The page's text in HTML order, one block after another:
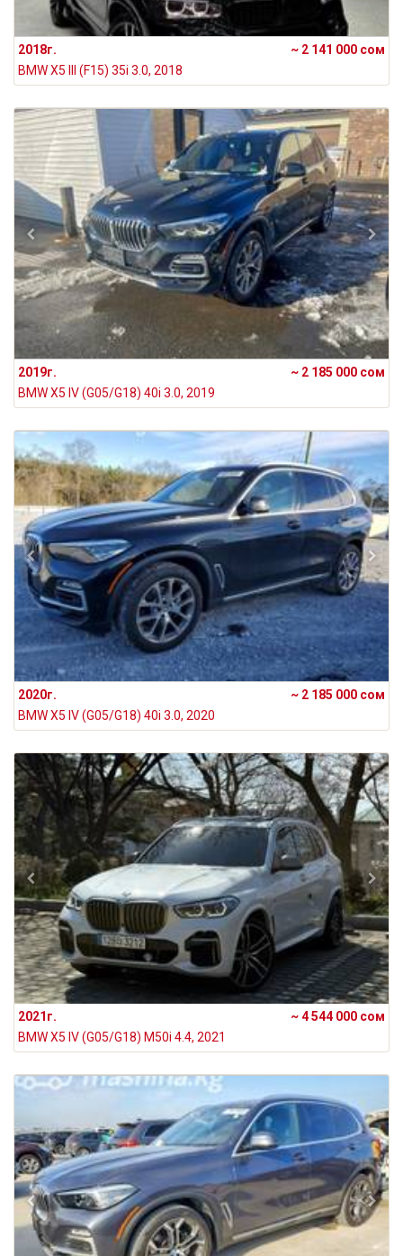
2018г.
~ 2 141 000 сом
BMW X5 III (F15) 35i 3.0, 2018
2019г.
~ 2 185 000 сом
BMW X5 IV (G05/G18) 40i 3.0, 2019
2020г.
~ 2 185 000 сом
BMW X5 IV (G05/G18) 40i 3.0, 2020
2021г.
~ 4 544 000 сом
BMW X5 IV (G05/G18) M50i 4.4, 2021